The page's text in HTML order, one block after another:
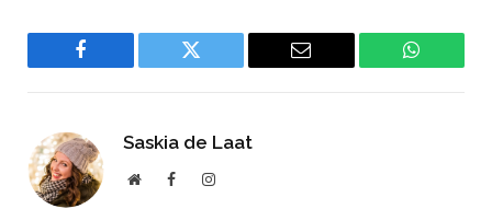
Facebook Twitter Email
Saskia de Laat
WebsiteFacebookInstagram